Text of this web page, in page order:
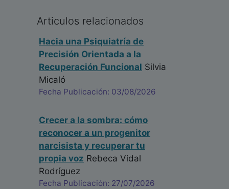
Articulos relacionados
Hacia una Psiquiatría de
Precisión Orientada a la
Recuperación Funcional Silvia
Micaló
Fecha Publicación: 03/08/2026
Crecer a la sombra: cómo
reconocer a un progenitor
narcisista y recuperar tu
propia voz Rebeca Vidal
Rodríguez
Fecha Publicación: 27/07/2026